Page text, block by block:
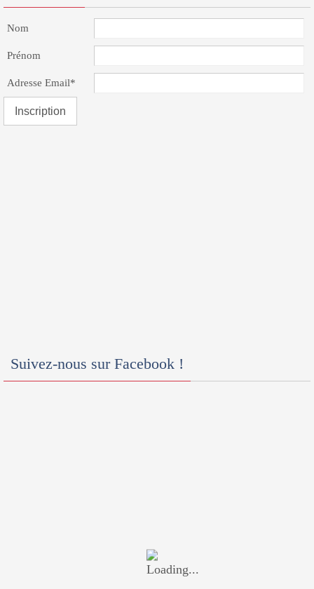
Nom
Prénom
Adresse Email*
Suivez-nous sur Facebook !